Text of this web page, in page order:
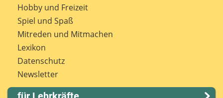
Impressum
Internet-ABC Sitemap
Barrierefreiheit
Länderprojekte
Hobby und Freizeit
Spiel und Spaß
Mitreden und Mitmachen
Lexikon
Datenschutz
Newsletter